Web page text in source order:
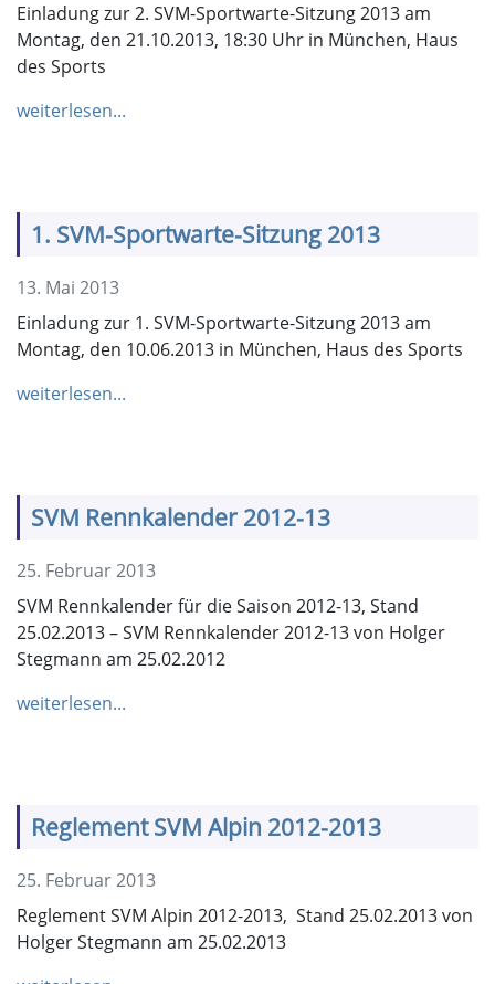
Einladung zur 2. SVM-Sportwarte-Sitzung 2013 am
Montag, den 21.10.2013, 18:30 Uhr in München, Haus
des Sports
weiterlesen...
1. SVM-Sportwarte-Sitzung 2013
13. Mai 2013
Einladung zur 1. SVM-Sportwarte-Sitzung 2013 am
Montag, den 10.06.2013 in München, Haus des Sports
weiterlesen...
SVM Rennkalender 2012-13
25. Februar 2013
SVM Rennkalender für die Saison 2012-13, Stand
25.02.2013 – SVM Rennkalender 2012-13 von Holger
Stegmann am 25.02.2012
weiterlesen...
Reglement SVM Alpin 2012-2013
25. Februar 2013
Reglement SVM Alpin 2012-2013, Stand 25.02.2013 von
Holger Stegmann am 25.02.2013